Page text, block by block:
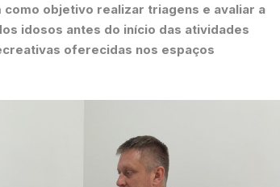
como objetivo realizar triagens e avaliar a
idosos antes do início das atividades
oferecidas nos espaços